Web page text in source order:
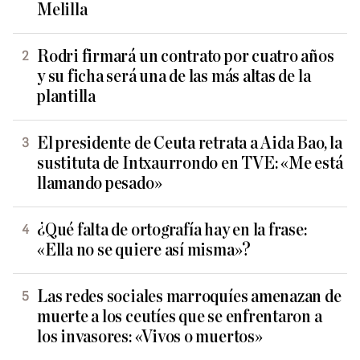
Melilla
Rodri firmará un contrato por cuatro años
y su ficha será una de las más altas de la
plantilla
El presidente de Ceuta retrata a Aida Bao, la
sustituta de Intxaurrondo en TVE: «Me está
llamando pesado»
¿Qué falta de ortografía hay en la frase:
«Ella no se quiere así misma»?
Las redes sociales marroquíes amenazan de
muerte a los ceutíes que se enfrentaron a
los invasores: «Vivos o muertos»